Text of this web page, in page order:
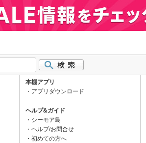
本棚アプリ
アプリダウンロード
ヘルプ&ガイド
シーモア島
ヘルプ/お問合せ
初めての方へ